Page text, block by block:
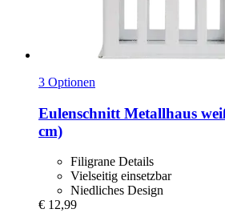
3 Optionen
Eulenschnitt Metallhaus
cm)
Filigrane Details
Vielseitig einsetzbar
Niedliches Design
€ 12,99